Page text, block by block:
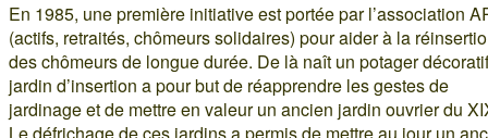
En 1985, une première initiative est portée par l’association
(actifs, retraités, chômeurs solidaires) pour aider à la
des chômeurs de longue durée. De là naît un potager
jardin d’insertion a pour but de réapprendre les gestes de
jardinage et de mettre en valeur un ancien jardin ouvrier du